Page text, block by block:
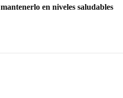
mantenerlo en niveles saludables